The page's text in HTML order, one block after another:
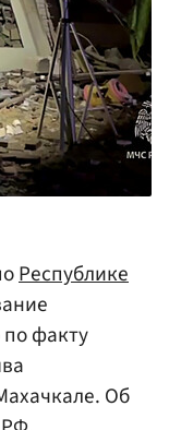
Республике
по факту
Об